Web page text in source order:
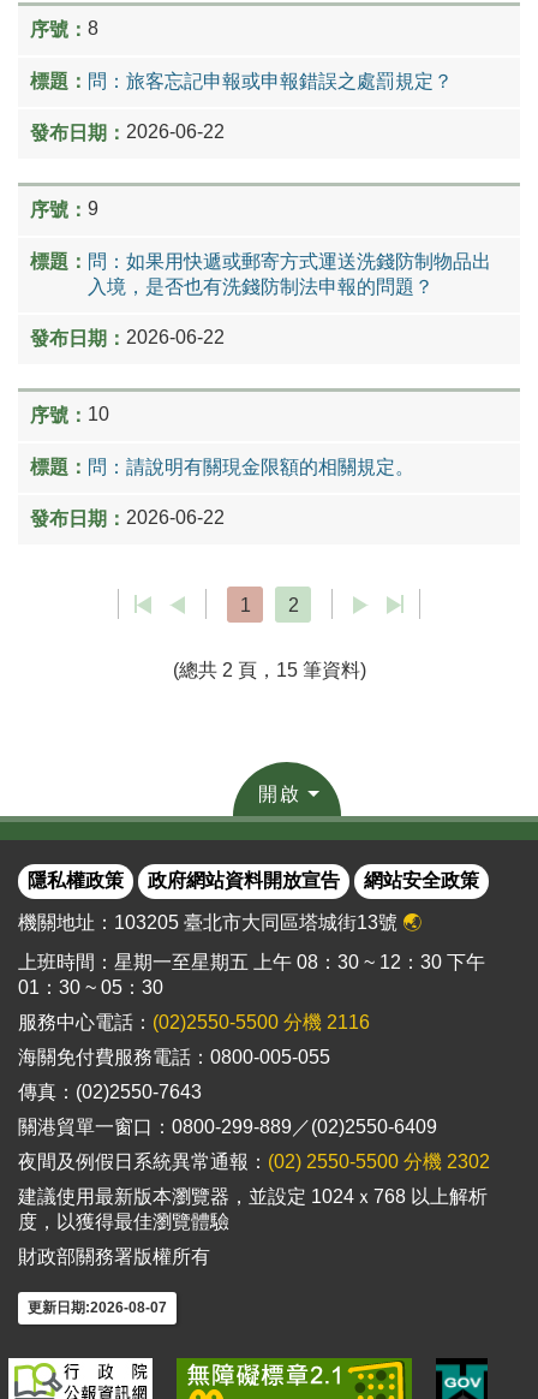
8
問：旅客忘記申報或申報錯誤之處罰規定？
2026-06-22
9
問：如果用快遞或郵寄方式運送洗錢防制物品出
入境，是否也有洗錢防制法申報的問題？
2026-06-22
10
問：請說明有關現金限額的相關規定。
2026-06-22
1 2
(總共 2 頁，15 筆資料)
開啟
隱私權政策 政府網站資料開放宣告 網站安全政策
機關地址：103205 臺北市大同區塔城街13號 🌏
上班時間：星期一至星期五 上午 08：30 ~ 12：30 下午
01：30 ~ 05：30
服務中心電話： (02)2550-5500 分機 2116
海關免付費服務電話：0800-005-055
傳真：(02)2550-7643
關港貿單一窗口：0800-299-889／(02)2550-6409
夜間及例假日系統異常通報： (02) 2550-5500 分機 2302
建議使用最新版本瀏覽器，並設定 1024ｘ768 以上解析
度，以獲得最佳瀏覽體驗
財政部關務署版權所有
更新日期:2026-08-07